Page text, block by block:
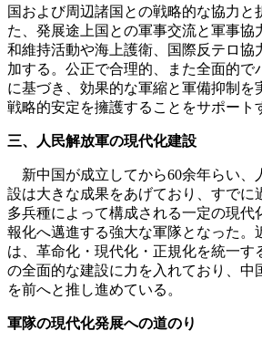
国および周辺諸国との戦略的な協力と
た、発展途上国との軍事交流と軍事協
和維持活動や海上護衛、国際反テロ協
加する。公正で合理的、また全面的で
に基づき、効果的な軍縮と軍備抑制を
戦略的安定を擁護することをサポート
三、人民解放軍の現代化建設
新中国が成立してから60余年らい、
設は大きな成果をあげており、すでに
多兵種によって構成される一定の現代
報化へ邁進する強大な軍隊となった。
は、革命化・現代化・正規化を統一す
の全面的な建設に力を入れており、中
を前へと推し進めている。
軍隊の現代化発展への道のり